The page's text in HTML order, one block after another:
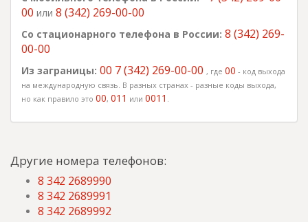
00 или 8 (342) 269-00-00
Со стационарного телефона в России: 8 (342) 269-
00-00
Из заграницы: 00 7 (342) 269-00-00 , где 00 - код выхода
на международную связь. В разных странах - разные коды выхода,
но как правило это 00, 011 или 0011 .
Другие номера телефонов:
8 342 2689990
8 342 2689991
8 342 2689992